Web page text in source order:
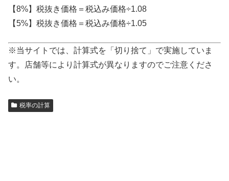
【8%】税抜き価格＝税込み価格÷1.08
【5%】税抜き価格＝税込み価格÷1.05
※当サイトでは、計算式を「切り捨て」で実施していま
す。店舗等により計算式が異なりますのでご注意くださ
い。
税率の計算